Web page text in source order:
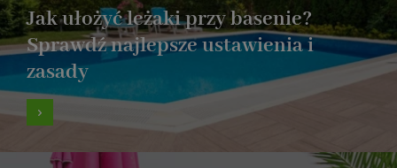
Jak ułożyć leżaki przy basenie?
Sprawdź najlepsze ustawienia i
zasady